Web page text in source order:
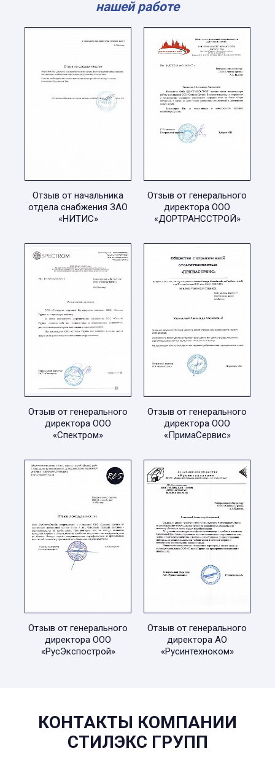
нашей работе
Отзыв от начальника
отдела снабжения ЗАО
«НИТИС»
Отзыв от генерального
директора ООО
«ДОРТРАНССТРОЙ»
Отзыв от генерального
директора ООО
«Спектром»
Отзыв от генерального
директора ООО
«ПримаСервис»
Отзыв от генерального
директора ООО
«РусЭкспострой»
Отзыв от генерального
директора АО
«Русинтехноком»
КОНТАКТЫ КОМПАНИИ
СТИЛЭКС ГРУПП